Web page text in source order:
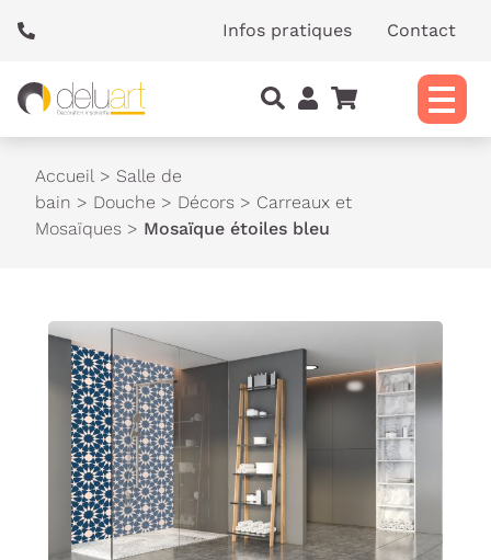
Infos pratiques Contact
Accueil > Salle de
bain > Douche > Décors > Carreaux et
Mosaïques > Mosaïque étoiles bleu